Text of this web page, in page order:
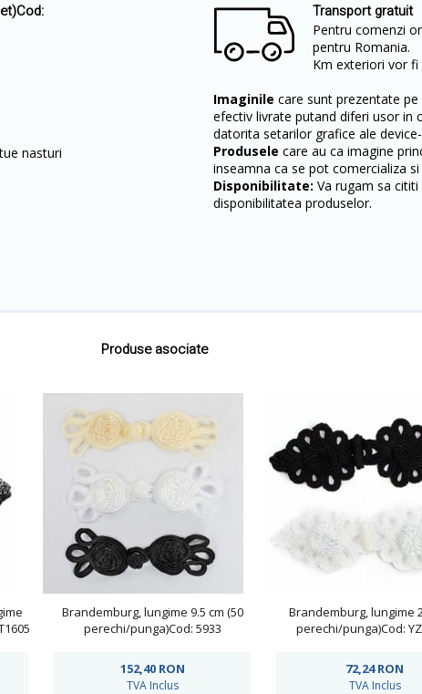
nasturi
Transport gratuit
Pentru comenzi
pentru Romania.
Km exteriori vor
Imaginile care sunt prezentate
efectiv livrate putand diferi usor in
datorita setarilor grafice ale
Produsele care au ca imagine
inseamna ca se pot comercializa si
Disponibilitate: Va rugam sa
disponibilitatea produselor.
Produse asociate
Brandemburg, lungime 9.5 cm (50
perechi/punga)Cod: 5933
152,40 RON
TVA Inclus
Brandemburg, lungime
perechi/punga)Cod:
72,24RON
TVA Inclus